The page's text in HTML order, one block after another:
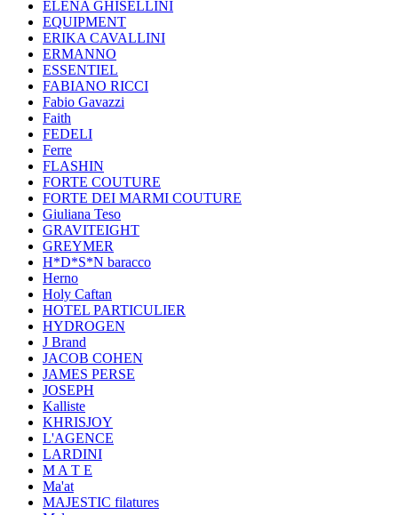
ELENA GHISELLINI
EQUIPMENT
ERIKA CAVALLINI
ERMANNO
ESSENTIEL
FABIANO RICCI
Fabio Gavazzi
Faith
FEDELI
Ferre
FLASHIN
FORTE COUTURE
FORTE DEI MARMI COUTURE
Giuliana Teso
GRAVITEIGHT
GREYMER
H*D*S*N baracco
Herno
Holy Caftan
HOTEL PARTICULIER
HYDROGEN
J Brand
JACOB COHEN
JAMES PERSE
JOSEPH
Kalliste
KHRISJOY
L'AGENCE
LARDINI
M A T E
Ma'at
MAJESTIC filatures